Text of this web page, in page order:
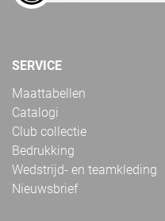
SERVICE
Maattabellen
Catalogi
Club collectie
Bedrukking
Wedstrijd- en teamkleding
Nieuwsbrief